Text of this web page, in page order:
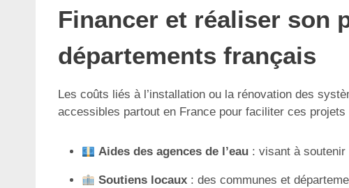
Financer et réaliser son
départements français
Les coûts liés à l’installation ou la rénovation des
accessibles partout en France pour faciliter ces projets
Aides des agences de l’eau : visant à
Soutiens locaux : des communes et